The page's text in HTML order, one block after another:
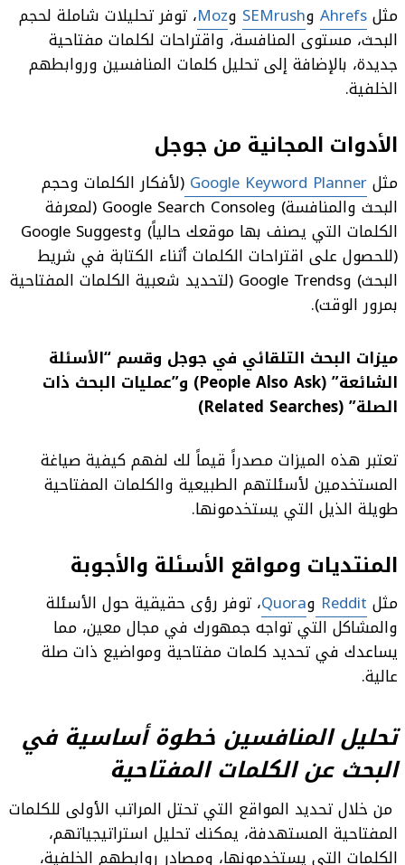
مثلAhrefs وSEMrush وMoz، توفر تحليلات شاملة لحجم
البحث، مستوى المنافسة، واقتراحات لكلمات مفتاحية
جديدة، بالإضافة إلى تحليل كلمات المنافسين وروابطهم
الخلفية.
الأدوات المجانية من جوجل
مثلGoogle Keyword Planner (لأفكار الكلمات وحجم
البحث والمنافسة) وGoogle Search Console (لمعرفة
الكلمات التي يصنف بها موقعك حالياً) وGoogle Suggest
(للحصول على اقتراحات الكلمات أثناء الكتابة في شريط
البحث) وGoogle Trends (لتحديد شعبية الكلمات المفتاحية
بمرور الوقت).
ميزات البحث التلقائي في جوجل وقسم “الأسئلة
الشائعة” (People Also Ask) و”عمليات البحث ذات
الصلة” (Related Searches)
تعتبر هذه الميزات مصدراً قيماً لك لفهم كيفية صياغة
المستخدمين لأسئلتهم الطبيعية والكلمات المفتاحية
طويلة الذيل التي يستخدمونها.
المنتديات ومواقع الأسئلة والأجوبة
مثل Reddit وQuora، توفر رؤى حقيقية حول الأسئلة
والمشاكل التي تواجه جمهورك في مجال معين، مما
يساعدك في تحديد كلمات مفتاحية ومواضيع ذات صلة
عالية.
تحليل المنافسين خطوة أساسية في
البحث عن الكلمات المفتاحية
من خلال تحديد المواقع التي تحتل المراتب الأولى للكلمات
المفتاحية المستهدفة، يمكنك تحليل استراتيجياتهم،
الكلمات التي يستخدمونها، ومصادر روابطهم الخلفية،